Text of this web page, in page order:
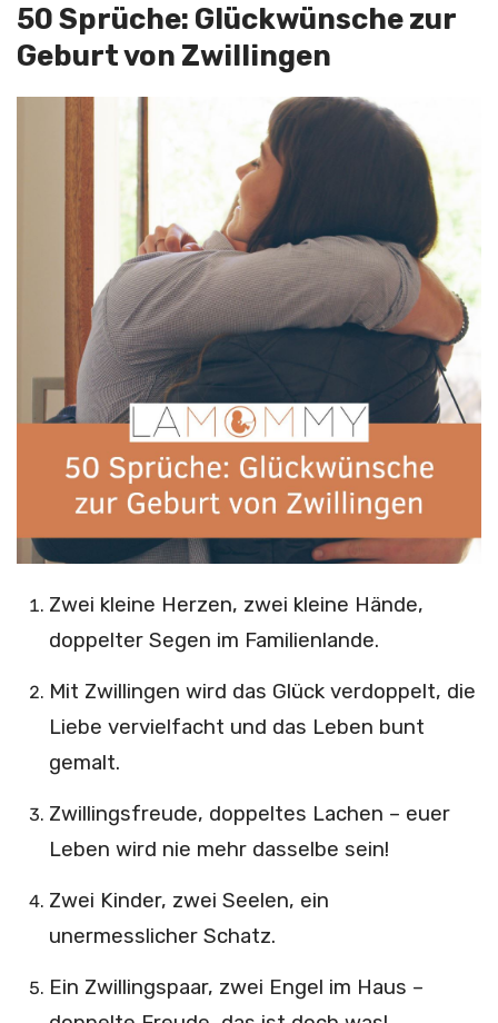
50 Sprüche: Glückwünsche zur
Geburt von Zwillingen
Zwei kleine Herzen, zwei kleine Hände,
doppelter Segen im Familienlande.
Mit Zwillingen wird das Glück verdoppelt, die
Liebe vervielfacht und das Leben bunt
gemalt.
Zwillingsfreude, doppeltes Lachen – euer
Leben wird nie mehr dasselbe sein!
Zwei Kinder, zwei Seelen, ein
unermesslicher Schatz.
Ein Zwillingspaar, zwei Engel im Haus –